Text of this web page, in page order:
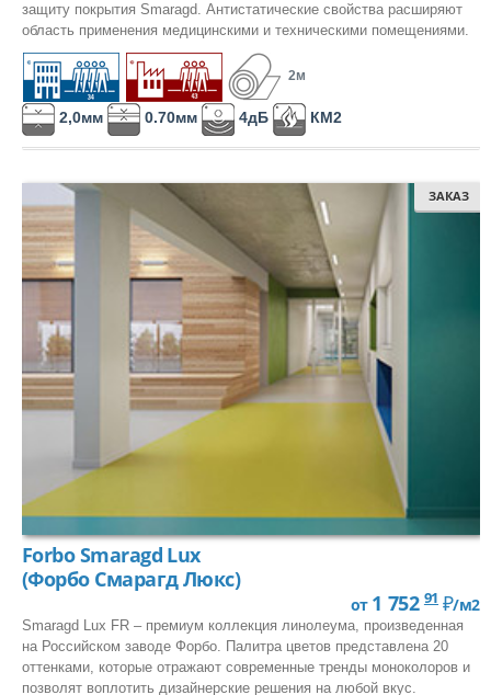
защиту покрытия Smaragd. Антистатические свойства расширяют
область применения медицинскими и техническими помещениями.
2м
2,0мм 0.70мм 4дБ КМ2
ЗАКАЗ
Forbo Smaragd Lux
(Форбо Смарагд Люкс)
от 1 752 91 ₽/м2
Smaragd Lux FR – премиум коллекция линолеума, произведенная
на Российском заводе Форбо. Палитра цветов представлена 20
оттенками, которые отражают современные тренды моноколоров и
позволят воплотить дизайнерские решения на любой вкус.